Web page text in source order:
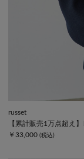
russet
【累計販売1万点超え
￥33,000